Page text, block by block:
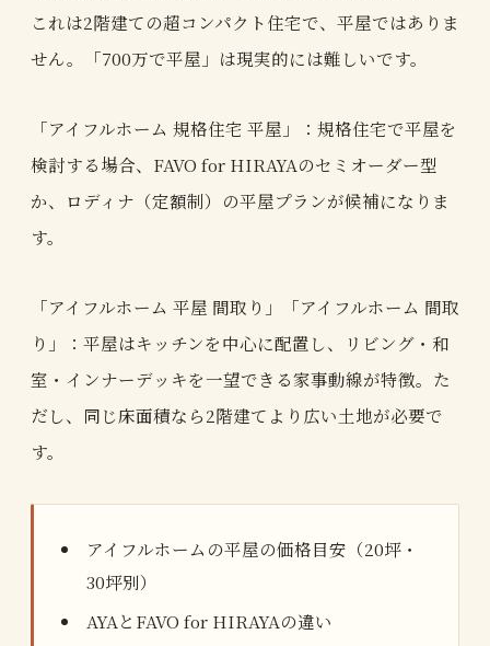
これは2階建ての超コンパクト住宅で、平屋ではありま
せん。「700万で平屋」は現実的には難しいです。
「アイフルホーム 規格住宅 平屋」：規格住宅で平屋を
検討する場合、FAVO for HIRAYAのセミオーダー型
か、ロディナ（定額制）の平屋プランが候補になりま
す。
「アイフルホーム 平屋 間取り」「アイフルホーム 間取
り」：平屋はキッチンを中心に配置し、リビング・和
室・インナーデッキを一望できる家事動線が特徴。た
だし、同じ床面積なら2階建てより広い土地が必要で
す。
アイフルホームの平屋の価格目安（20坪・
30坪別）
AYAとFAVO for HIRAYAの違い